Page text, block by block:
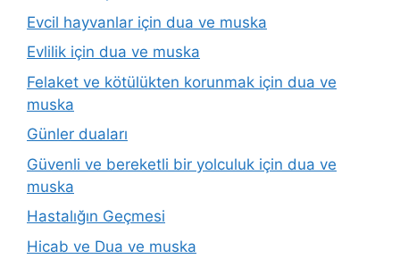
Evcil hayvanlar için dua ve muska
Evlilik için dua ve muska
Felaket ve kötülükten korunmak için dua ve
muska
Günler duaları
Güvenli ve bereketli bir yolculuk için dua ve
muska
Hastalığın Geçmesi
Hicab ve Dua ve muska